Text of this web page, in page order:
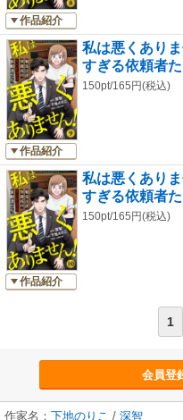
作品紹介
作品紹介
私は悪くあり
すぎる依頼者
150pt/165円(税込)
作品紹介
私は悪くあり
すぎる依頼者
150pt/165円(税込)
1
会員登
作家名： 下地のりこ / 深智